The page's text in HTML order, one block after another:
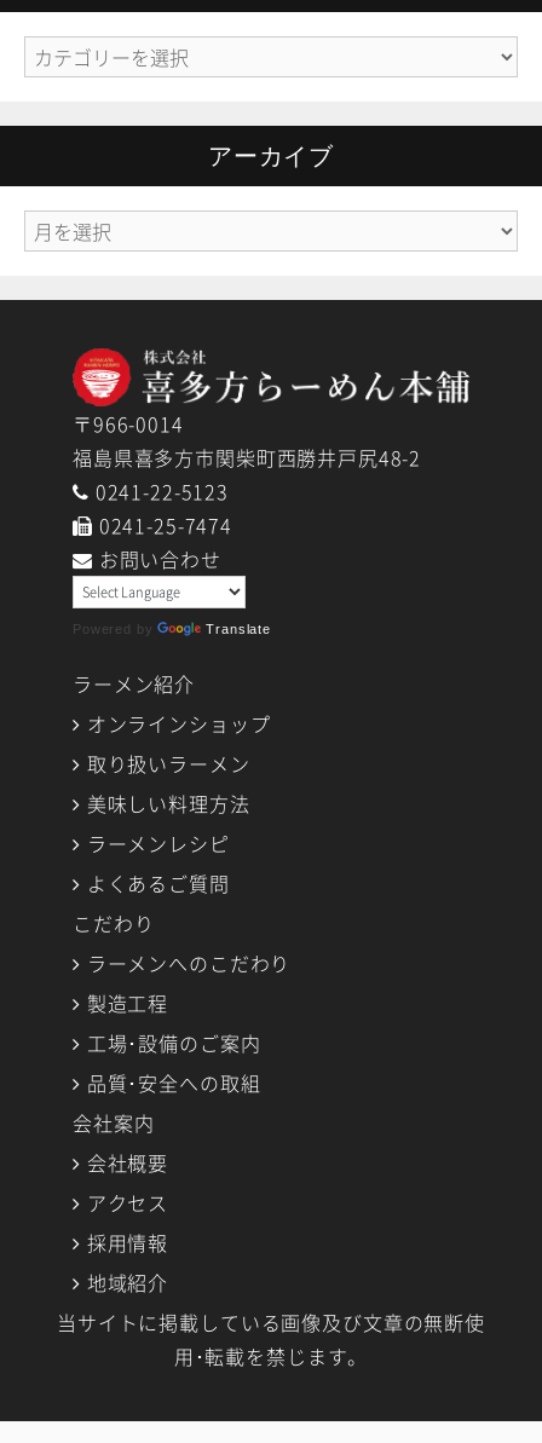
カ
テ
ゴ
ー
アーカイブ
ア
ー
カ
〒966-0014
福島県喜多方市関柴町西勝井戸尻48-2
0241-22-5123
0241-25-7474
お問い合わせ
Powered by Translate
ラーメン紹介
オンラインショップ
取り扱いラーメン
美味しい料理方法
ラーメンレシピ
よくあるご質問
こだわり
ラーメンへのこだわり
製造工程
工場･設備のご案内
品質･安全への取組
会社案内
会社概要
アクセス
採用情報
地域紹介
当サイトに掲載している画像及び文章の無断使
用･転載を禁じます。